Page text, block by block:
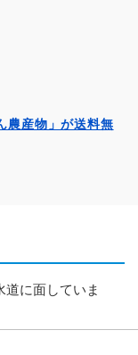
農産物」が送料無
道に面していま